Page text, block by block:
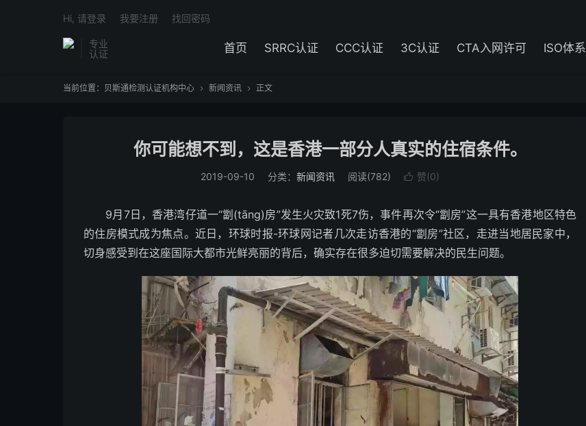
专业
认证
首页 SRRC认证 CCC认证 3C认证 CTA入网许可 ISO体系
Hi, 请登录 我要注册 找回密码
当前位置： 贝斯通检测认证机构中心  新闻资讯  正文
你可能想不到，这是香港一部分人真实的住宿条件。
2019-09-10 分类： 新闻资讯 阅读(782)  赞(0)
9月7日，香港湾仔道一“劏(tāng)房”发生火灾致1死7伤，事件再次令“劏房”这一具有香港地区特色
的住房模式成为焦点。近日，环球时报-环球网记者几次走访香港的“劏房”社区，走进当地居民家中，
切身感受到在这座国际大都市光鲜亮丽的背后，确实存在很多迫切需要解决的民生问题。